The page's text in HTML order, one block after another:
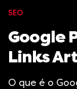
SEO
Google
Links
O que é o